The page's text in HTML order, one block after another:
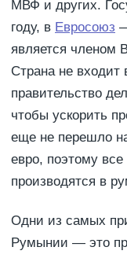
МВФ и других.
году, в Евросоюз
является членом
Страна не входит
правительство
чтобы ускорить
еще не перешло
евро, поэтому
производятся в
Одни из самых
Румынии — это